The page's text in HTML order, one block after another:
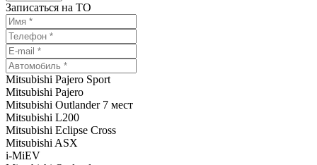
Записаться на ТО
Mitsubishi Pajero Sport
Mitsubishi Pajero
Mitsubishi Outlander 7 мест
Mitsubishi L200
Mitsubishi Eclipse Cross
Mitsubishi ASX
i-MiEV